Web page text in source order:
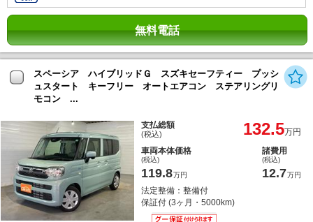
無料電話
スペーシア ハイブリッドＧ スズキセーフティー プッシ
ュスタート キーフリー オートエアコン ステアリングリ
モコン ...
支払総額
(税込) 132.5万円
車両本体価格
(税込)
119.8万円
諸費用
(税込)
12.7万円
法定整備：整備付
保証付 (3ヶ月・5000km)